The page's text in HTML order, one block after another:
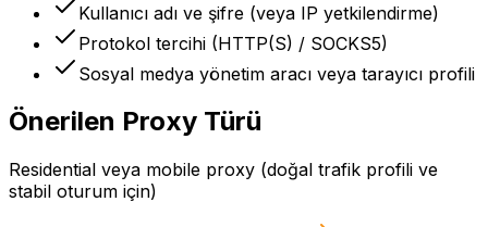
Kullanıcı adı ve şifre (veya IP yetkilendirme)
Protokol tercihi (HTTP(S) / SOCKS5)
Sosyal medya yönetim aracı veya tarayıcı profili
Önerilen Proxy Türü
Residential veya mobile proxy (doğal trafik profili ve
stabil oturum için)